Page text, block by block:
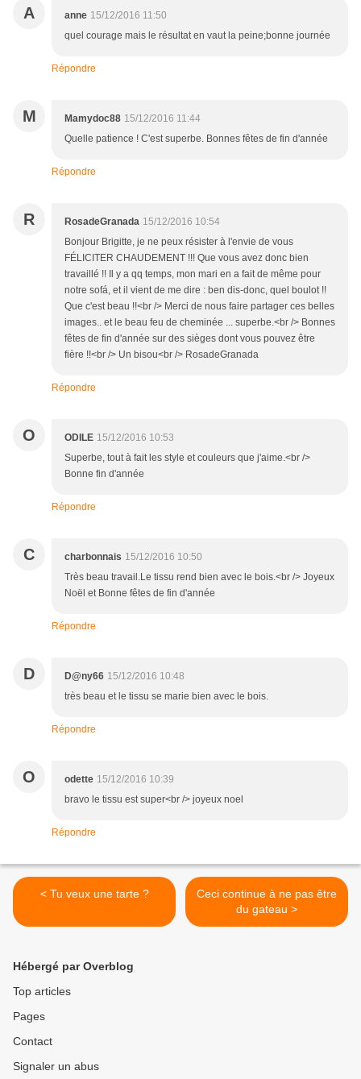
A anne 15/12/2016 11:50
quel courage mais le résultat en vaut la peine;bonne journée
Répondre
M Mamydoc88 15/12/2016 11:44
Quelle patience ! C'est superbe. Bonnes fêtes de fin d'année
Répondre
R RosadeGranada 15/12/2016 10:54
Bonjour Brigitte, je ne peux résister à l'envie de vous
FÉLICITER CHAUDEMENT !!! Que vous avez donc bien
travaillé !! Il y a qq temps, mon mari en a fait de même pour
notre sofá, et il vient de me dire : ben dis-donc, quel boulot !!
Que c'est beau !!<br /> Merci de nous faire partager ces belles
images.. et le beau feu de cheminée ... superbe.<br /> Bonnes
fêtes de fin d'année sur des sièges dont vous pouvez être
fière !!<br /> Un bisou<br /> RosadeGranada
Répondre
O ODILE 15/12/2016 10:53
Superbe, tout à fait les style et couleurs que j'aime.<br />
Bonne fin d'année
Répondre
C charbonnais 15/12/2016 10:50
Très beau travail.Le tissu rend bien avec le bois.<br /> Joyeux
Noël et Bonne fêtes de fin d'année
Répondre
D D@ny66 15/12/2016 10:48
très beau et le tissu se marie bien avec le bois.
Répondre
O odette 15/12/2016 10:39
bravo le tissu est super<br /> joyeux noel
Répondre
< Tu veux une tarte ?
Ceci continue à ne pas être
du gateau >
Hébergé par Overblog
Top articles
Pages
Contact
Signaler un abus